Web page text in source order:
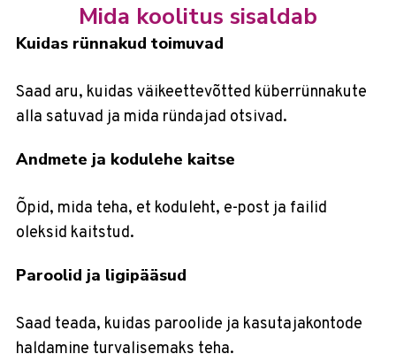
Mida koolitus sisaldab
Kuidas rünnakud toimuvad
Saad aru, kuidas väikeettevõtted küberrünnakute
alla satuvad ja mida ründajad otsivad.
Andmete ja kodulehe kaitse
Õpid, mida teha, et koduleht, e-post ja failid
oleksid kaitstud.
Paroolid ja ligipääsud
Saad teada, kuidas paroolide ja kasutajakontode
haldamine turvalisemaks teha.